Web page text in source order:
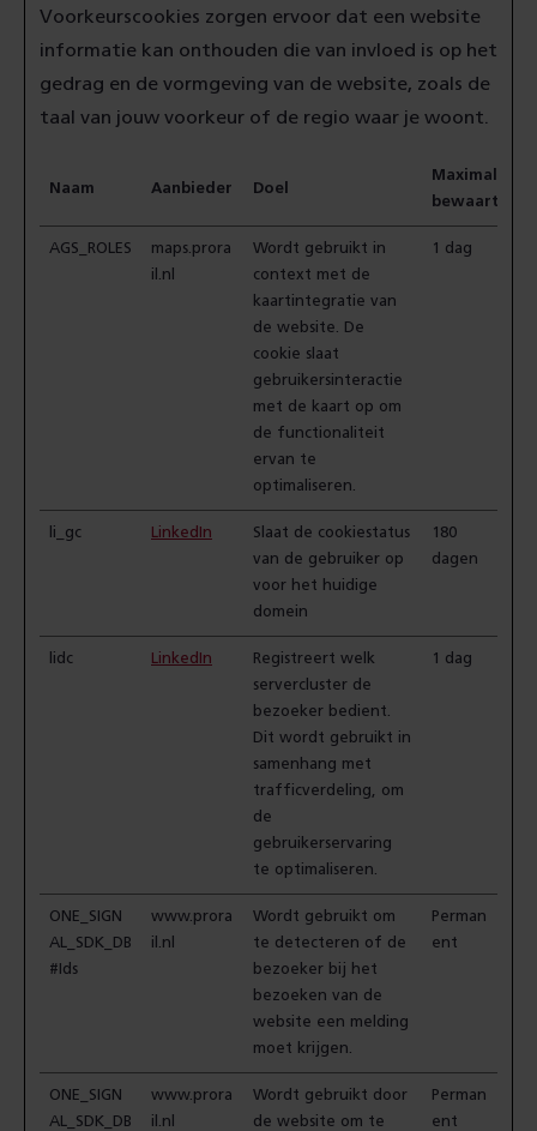
Voorkeurscookies zorgen ervoor dat een website
informatie kan onthouden die van invloed is op het
gedrag en de vormgeving van de website, zoals de
taal van jouw voorkeur of de regio waar je woont.
Naam Aanbieder Doel
Maximale
AGS_ROLES
maps.prora
il.nl
Wordt gebruikt in
context met de
kaartintegratie van
de website. De
cookie slaat
gebruikersinteractie
met de kaart op om
de functionaliteit
ervan te
optimaliseren.
1 dag
li_gc LinkedIn
Slaat de cookiestatus
van de gebruiker op
voor het huidige
domein
180
dagen
lidc LinkedIn
Registreert welk
servercluster de
bezoeker bedient.
Dit wordt gebruikt in
samenhang met
trafficverdeling, om
de
gebruikerservaring
te optimaliseren.
1 dag
ONE_SIGN
AL_SDK_DB
#Ids
www.prora
il.nl
Wordt gebruikt om
te detecteren of de
bezoeker bij het
bezoeken van de
website een melding
moet krijgen.
Perman
ent
ONE_SIGN
AL_SDK_DB
www.prora
il.nl
Wordt gebruikt door
de website om te
Perman
ent